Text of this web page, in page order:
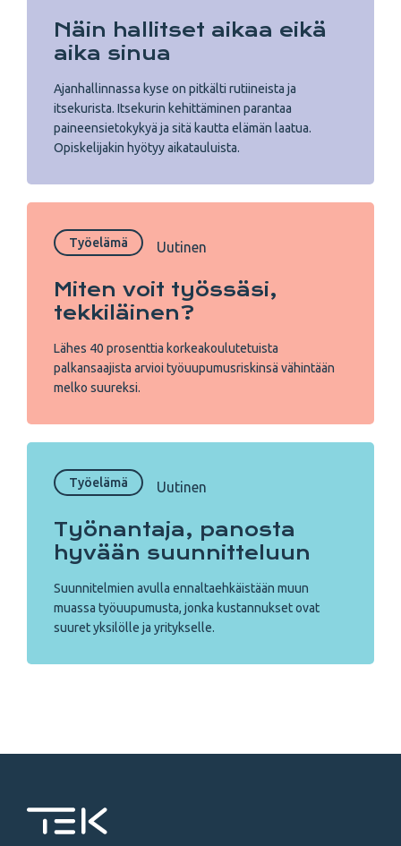
Näin hallitset aikaa eikä
aika sinua
Ajanhallinnassa kyse on pitkälti rutiineista ja
itsekurista. Itsekurin kehittäminen parantaa
paineensietokykyä ja sitä kautta elämän laatua.
Opiskelijakin hyötyy aikatauluista.
Työelämä Uutinen
Miten voit työssäsi,
tekkiläinen?
Lähes 40 prosenttia korkeakoulutetuista
palkansaajista arvioi työuupumusriskinsä vähintään
melko suureksi.
Työelämä Uutinen
Työnantaja, panosta
hyvään suunnitteluun
Suunnitelmien avulla ennaltaehkäistään muun
muassa työuupumusta, jonka kustannukset ovat
suuret yksilölle ja yritykselle.